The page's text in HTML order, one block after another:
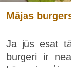
Mājas
Ja jūs esat
burgeri ir